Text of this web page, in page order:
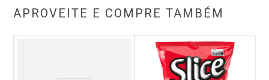
APROVEITE E COMPRE TAMBÉM